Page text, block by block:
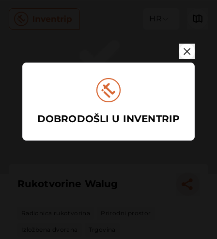
HR
Rukotvorine Walug
Radionica rukotvorina Prirodni prostor
Izložbena dvorana Trgovina
DOBRODOŠLI U INVENTRIP